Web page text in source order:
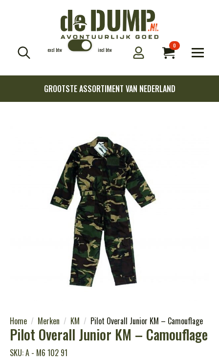
excl btw incl btw
0
GROOTSTE ASSORTIMENT VAN NEDERLAND
Home Merken KM Pilot Overall Junior KM – Camouflage
Pilot Overall Junior KM – Camouflage
SKU: A - M6 102 91